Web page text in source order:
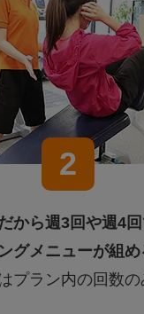
2
から週3回や週4
グメニューが組め
プラン内の回数の